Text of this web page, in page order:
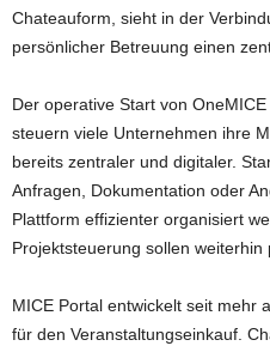
Chateauform, sieht in der
persönlicher Betreuung einen
Der operative Start von
steuern viele Unternehmen ihre
bereits zentraler und digitaler.
Anfragen, Dokumentation oder
Plattform effizienter organisiert
Projektsteuerung sollen weiterhin
MICE Portal entwickelt seit mehr
für den Veranstaltungseinkauf.